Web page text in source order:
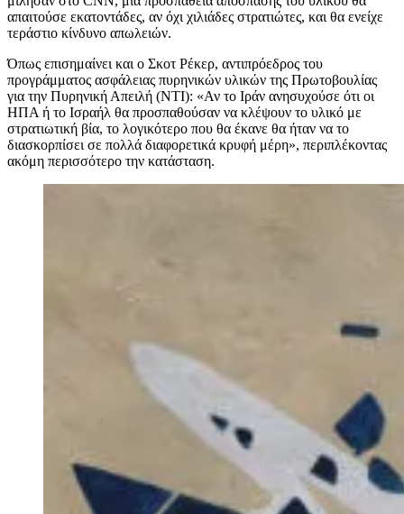
απαιτούσε εκατοντάδες, αν όχι χιλιάδες στρατιώτες, και θα ενείχε
τεράστιο κίνδυνο απωλειών.
Όπως επισημαίνει και ο Σκοτ Ρέκερ, αντιπρόεδρος του
προγράμματος ασφάλειας πυρηνικών υλικών της Πρωτοβουλίας
για την Πυρηνική Απειλή (NTI): «Αν το Ιράν ανησυχούσε ότι οι
ΗΠΑ ή το Ισραήλ θα προσπαθούσαν να κλέψουν το υλικό με
στρατιωτική βία, το λογικότερο που θα έκανε θα ήταν να το
διασκορπίσει σε πολλά διαφορετικά κρυφή μέρη», περιπλέκοντας
ακόμη περισσότερο την κατάσταση.